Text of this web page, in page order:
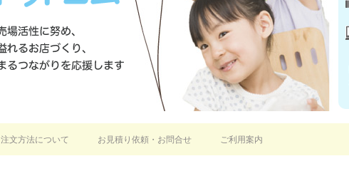
注文方法について お見積り依頼・お問合せ ご利用案内